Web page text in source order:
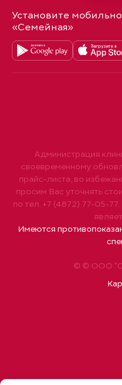
Установите
«Семейная»
© © ООО
Администрация
своевременному
прайс-листа, во
просим Вас уточнять
по тел. +7 (4872) 77-05-
Имеются